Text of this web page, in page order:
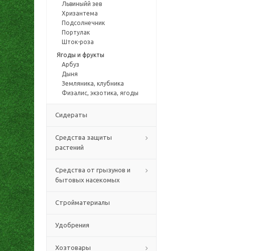
Львиныйй зев
Хризантема
Подсолнечник
Портулак
Шток-роза
Ягоды и фрукты
Арбуз
Дыня
Земляника, клубника
Физалис, экзотика, ягоды
Сидераты
Средства защиты
растений
Средства от грызунов и
бытовых насекомых
Стройматериалы
Удобрения
Хозтовары